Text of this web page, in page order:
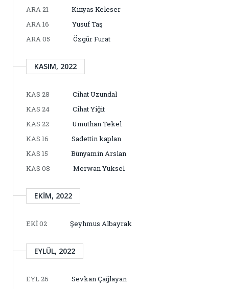
ARA 21
Kinyas Keleser
ARA 16
Yusuf Taş
ARA 05
Özgür Furat
KASIM, 2022
KAS 28
Cihat Uzundal
KAS 24
Cihat Yiğit
KAS 22
Umuthan Tekel
KAS 16
Sadettin kaplan
KAS 15
Bünyamin Arslan
KAS 08
Merwan Yüksel
EKIM, 2022
EKI 02 Şeyhmus Albayrak
EYLÜL, 2022
EYL 26 Sevkan Çağlayan